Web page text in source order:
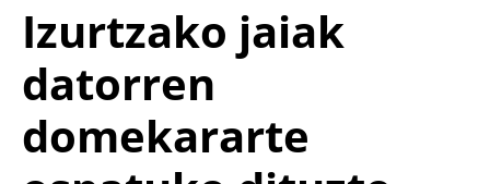
Izurtzako jaiak
datorren
domekararte